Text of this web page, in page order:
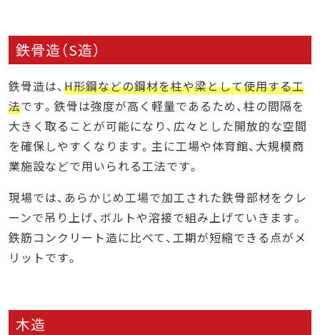
鉄骨造（S造）
鉄骨造は、H形鋼などの鋼材を柱や梁として使用する工
法です。鉄骨は強度が高く軽量であるため、柱の間隔を
大きく取ることが可能になり、広々とした開放的な空間
を確保しやすくなります。主に工場や体育館、大規模商
業施設などで用いられる工法です。
現場では、あらかじめ工場で加工された鉄骨部材をクレ
ーンで吊り上げ、ボルトや溶接で組み上げていきます。
鉄筋コンクリート造に比べて、工期が短縮できる点がメ
リットです。
木造